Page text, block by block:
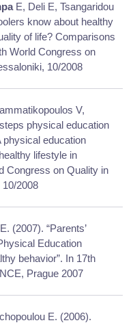
E, Deli E, Tsangaridou
know about healthy
of life? Comparisons
World Congress on
10/2008
V,
physical education
physical education
lifestyle in
Congress on Quality in
2008
(2007). “Parents’
Education
behavior”. In 17th
Prague 2007
E. (2006).